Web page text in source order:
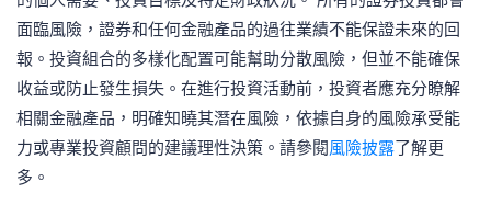
面臨風險，證券和任何金融產品的過往業績不能保證未來的回
報。投資組合的多樣化配置可能幫助分散風險，但並不能確保
收益或防止發生損失。在進行投資活動前，投資者應充分瞭解
相關金融產品，明確知曉其潛在風險，依據自身的風險承受能
力或專業投資顧問的建議理性決策。請參閱風險披露了解更
多。